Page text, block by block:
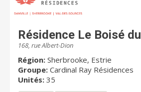
Résidence Le Boisé
168, rue Albert-Dion
Région: Sherbrooke, Estrie
Groupe: Cardinal Ray Résidences
Unités: 35